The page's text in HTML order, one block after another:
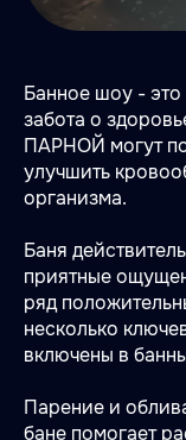
Банное шоу - это
забота о
ПАРНОЙ могут
улучшить
организма.
Баня
приятные
ряд
несколько
включены в
Парение и
бане помогает